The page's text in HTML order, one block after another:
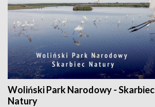
Woliński Park Narodowy - Skarbiec
Natury